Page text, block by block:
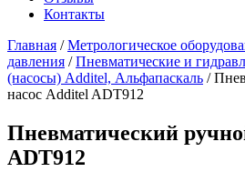
Контакты
Главная / Метрологическое
давления / Пневматические и
(насосы) Additel, Альфапаскаль /
насос Additel ADT912
Пневматический
ADT912